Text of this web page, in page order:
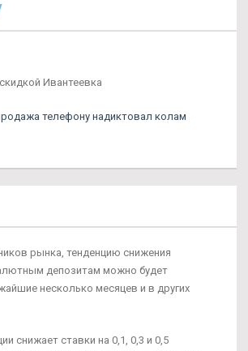
Ивантеевка
телефону надиктовал колам
рынка, тенденцию снижения
депозитам можно будет
несколько месяцев и в других
снижает ставки на 0,1, 0,3 и 0,5